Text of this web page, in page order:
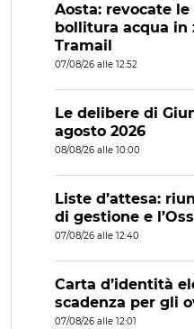
Aosta: revocate
bollitura acqua in
Tramail
07/08/26 alle 12:52
Le delibere di
agosto 2026
08/08/26 alle 10:00
Liste d’attesa:
di gestione e
07/08/26 alle 12:40
Carta d’identità
scadenza per gli
07/08/26 alle 12:01